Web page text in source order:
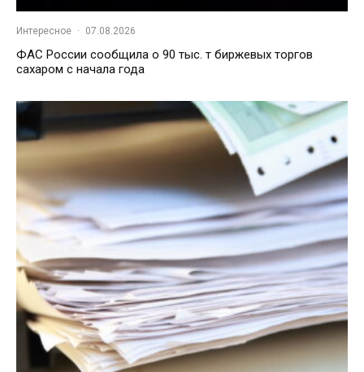
Интересное · 07.08.2026
ФАС России сообщила о 90 тыс. т биржевых торгов
сахаром с начала года